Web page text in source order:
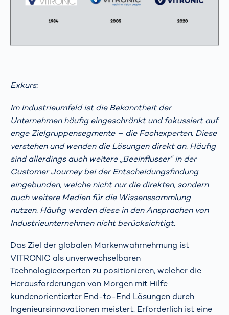
Exkurs:
Im Industrieumfeld ist die Bekanntheit der
Unternehmen häufig eingeschränkt und fokussiert auf
enge Zielgruppensegmente – die Fachexperten. Diese
verstehen und wenden die Lösungen direkt an. Häufig
sind allerdings auch weitere „Beeinflusser“ in der
Customer Journey bei der Entscheidungsfindung
eingebunden, welche nicht nur die direkten, sondern
auch weitere Medien für die Wissenssammlung
nutzen. Häufig werden diese in den Ansprachen von
Industrieunternehmen nicht berücksichtigt.
Das Ziel der globalen Markenwahrnehmung ist
VITRONIC als unverwechselbaren
Technologieexperten zu positionieren, welcher die
Herausforderungen von Morgen mit Hilfe
kundenorientierter End-to-End Lösungen durch
Ingenieursinnovationen meistert. Erforderlich ist eine